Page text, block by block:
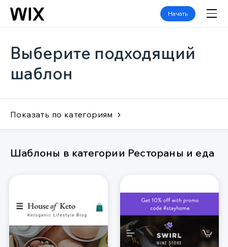
Начать
Выберите подходящий
шаблон
Показать по категориям
Шаблоны в категории Рестораны и еда